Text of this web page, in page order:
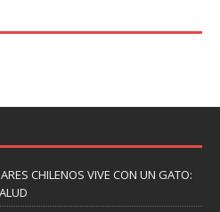
CHILENOS VIVE CON UN GATO: